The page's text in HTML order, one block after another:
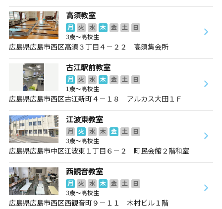
高須教室
月 火 水 木 金 土
日
3歳～高校生
広島県広島市西区高須３丁目４－２２ 高須集会所
古江駅前教室
月 火 水 木 金 土
日
1歳～高校生
広島県広島市西区古江新町４－１８ アルカス大田１Ｆ
江波東教室
月 火 水 木 金 土
日
3歳～高校生
広島県広島市中区江波東１丁目６－２ 町民会館２階和室
西観音教室
月 火 水 木 金 土
日
3歳～高校生
広島県広島市西区西観音町９－１１ 木村ビル１階